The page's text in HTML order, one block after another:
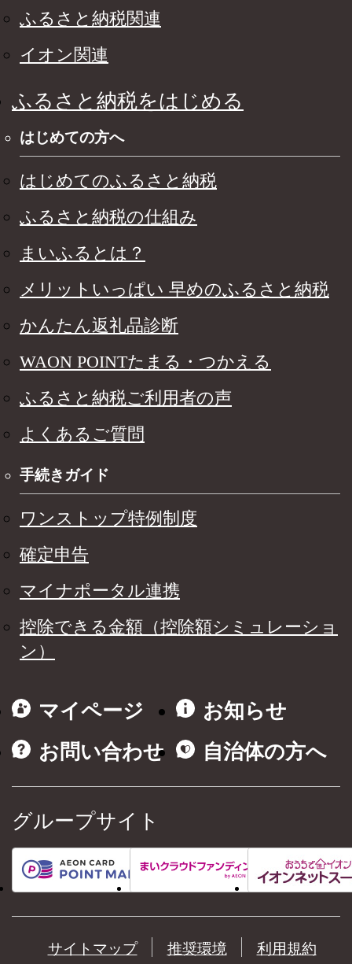
ふるさと納税関連
イオン関連
ふるさと納税をはじめる
はじめての方へ
はじめてのふるさと納税
ふるさと納税の仕組み
まいふるとは？
メリットいっぱい 早めのふるさと納税
かんたん返礼品診断
WAON POINTたまる・つかえる
ふるさと納税ご利用者の声
よくあるご質問
手続きガイド
ワンストップ特例制度
確定申告
マイナポータル連携
控除できる金額（控除額シミュレーショ
ン）
マイページ
お知らせ
お問い合わせ
自治体の方へ
グループサイト
サイトマップ 推奨環境 利用規約